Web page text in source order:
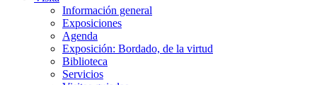
Información general
Exposiciones
Agenda
Exposición: Bordado, de la virtud
Biblioteca
Servicios